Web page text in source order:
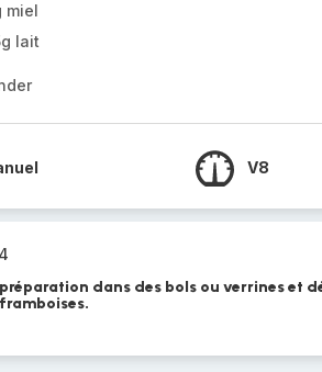
miel
lait
V8
dans des bols ou verrines et